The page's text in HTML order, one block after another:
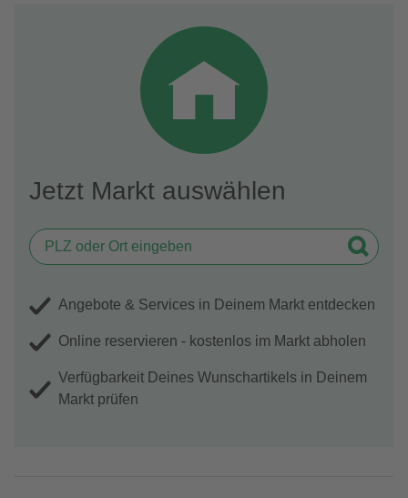
Jetzt Markt auswählen
Angebote & Services in Deinem Markt entdecken
Online reservieren - kostenlos im Markt abholen
Verfügbarkeit Deines Wunschartikels in Deinem
Markt prüfen